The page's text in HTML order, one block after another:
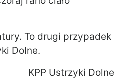
To drugi przypadek
Dolne.
KPP Ustrzyki Dolne